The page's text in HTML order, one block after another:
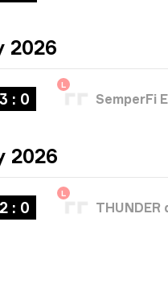
2026
3 : 0
L
SemperFi
2026
2 : 0
L
THUNDER